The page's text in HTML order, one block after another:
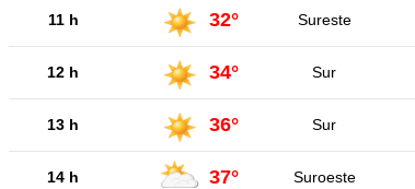
11 h 32° Sureste
12 h 34° Sur
13 h 36° Sur
14 h 37° Suroeste